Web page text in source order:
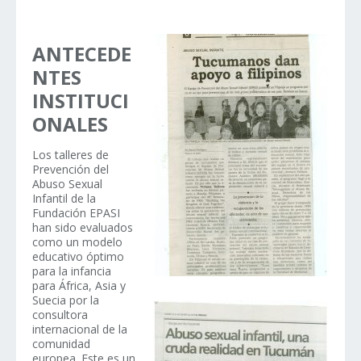
ANTECEDE
NTES
INSTITUCI
ONALES
Los talleres de
Prevención del
Abuso Sexual
Infantil de la
Fundación EPASI
han sido evaluados
como un modelo
educativo óptimo
para la infancia
para África, Asia y
Suecia por la
consultora
internacional de la
comunidad
europea. Este es un